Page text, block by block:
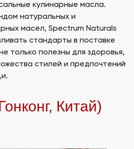
кулинарные масла.
натуральных и
масел, Spectrum Naturals
стандарты в поставке
только полезны для здоровья,
стилей и предпочтений
Китай)